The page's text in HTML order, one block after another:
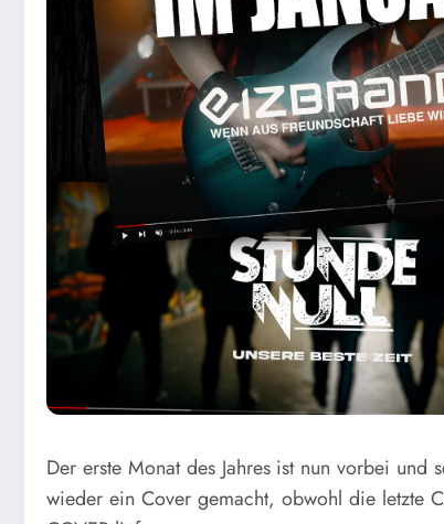
Der erste Monat des Jahres ist nun vorbei
wieder ein Cover gemacht, obwohl die letzte